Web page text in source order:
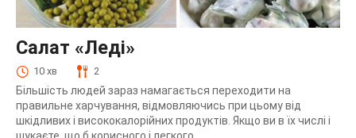
Салат «Леді»
10 хв 2
Більшість людей зараз намагається переходити на
правильне харчування, відмовляючись при цьому від
шкідливих і висококалорійних продуктів. Якщо ви в їх числі і